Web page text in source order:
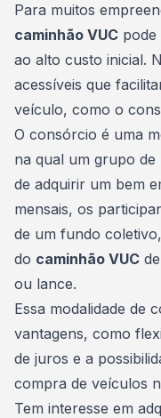
Para muitos
caminhão VUC
ao alto custo inicial.
acessíveis que
veículo, como o
O consórcio é uma
na qual um grupo
de adquirir um bem
mensais, os
de um fundo
do caminhão VUC
ou lance.
Essa modalidade de
vantagens, como
de juros e a
compra de veículos
Tem interesse em